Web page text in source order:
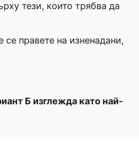
тези, които трябва да
правете на изненадани,
Б изглежда като най-